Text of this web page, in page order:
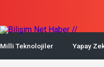
Milli Teknolojiler Yapay